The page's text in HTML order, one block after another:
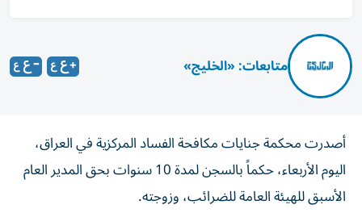
متابعات: «الخليج»
أصدرت محكمة جنايات مكافحة الفساد المركزية في العراق،
اليوم الأربعاء، حكماً بالسجن لمدة 10 سنوات بحق المدير العام
الأسبق للهيئة العامة للضرائب، وزوجته.